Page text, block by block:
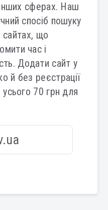
сферах. Наш
спосіб пошуку
сайтах, що
час і
Додати сайт у
й без реєстрації
70 грн для